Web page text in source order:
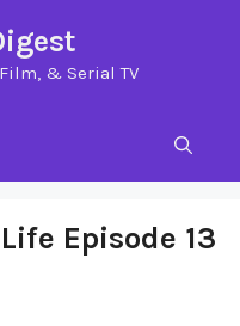
& Serial TV
Episode 13